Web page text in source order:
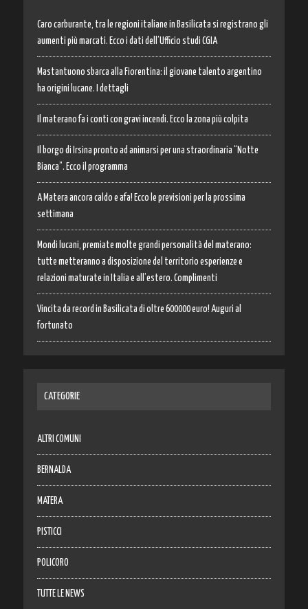
Caro carburante, tra le regioni italiane in Basilicata si registrano gli
aumenti più marcati. Ecco i dati dell’Ufficio studi CGIA
Mastantuono sbarca alla Fiorentina: il giovane talento argentino
ha origini lucane. I dettagli
Il materano fa i conti con gravi incendi. Ecco la zona più colpita
Il borgo di Irsina pronto ad animarsi per una straordinaria “Notte
Bianca”. Ecco il programma
A Matera ancora caldo e afa! Ecco le previsioni per la prossima
settimana
Mondi lucani, premiate molte grandi personalità del materano:
tutte metteranno a disposizione del territorio esperienze e
relazioni maturate in Italia e all’estero. Complimenti
Vincita da record in Basilicata di oltre 600000 euro! Auguri al
fortunato
CATEGORIE
ALTRI COMUNI
BERNALDA
MATERA
PISTICCI
POLICORO
TUTTE LE NEWS